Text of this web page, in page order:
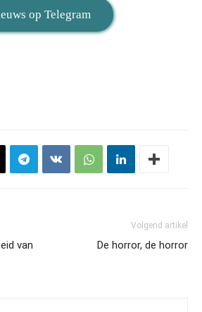
op Telegram
van
Volgend artikel
De horror, de horror